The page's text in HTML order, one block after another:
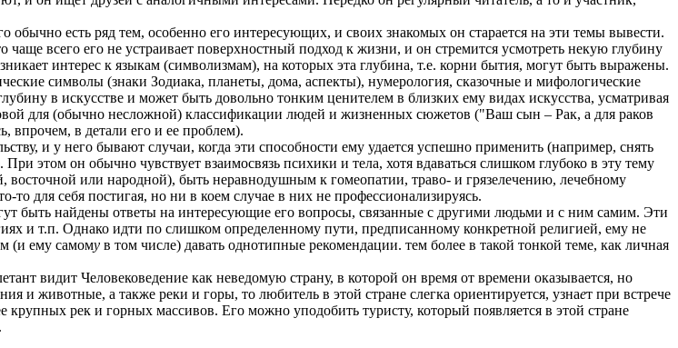
есть ряд тем, особенно его интересующих, и своих знакомых он старается на эти темы вывести.
всего его не устраивает поверхностный подход к жизни, и он стремится усмотреть некую глубину
интерес к языкам (символизмам), на которых эта глубина, т.е. корни бытия, могут быть выражены.
символы (знаки Зодиака, планеты, дома, аспекты), нумерология, сказочные и мифологические
в искусстве и может быть довольно тонким ценителем в близких ему видах искусства, усматривая
для (обычно несложной) классификации людей и жизненных сюжетов ("Ваш сын – Рак, а для раков
впрочем, в детали его и ее проблем).
и у него бывают случаи, когда эти способности ему удается успешно применить (например, снять
этом он обычно чувствует взаимосвязь психики и тела, хотя вдаваться слишком глубоко в эту тему
или народной), быть неравнодушным к гомеопатии, траво- и грязелечению, лечебному
для себя постигая, но ни в коем случае в них не профессионализируясь.
быть найдены ответы на интересующие его вопросы, связанные с другими людьми и с ним самим. Эти
и т.п. Однако идти по слишком определенному пути, предписанному конкретной религией, ему не
(и ему самому в том числе) давать однотипные рекомендации. тем более в такой тонкой теме, как личная
видит Человековедение как неведомую страну, в которой он время от времени оказывается, но
и животные, а также реки и горы, то любитель в этой стране слегка ориентируется, узнает при встрече
рек и горных массивов. Его можно уподобить туристу, который появляется в этой стране